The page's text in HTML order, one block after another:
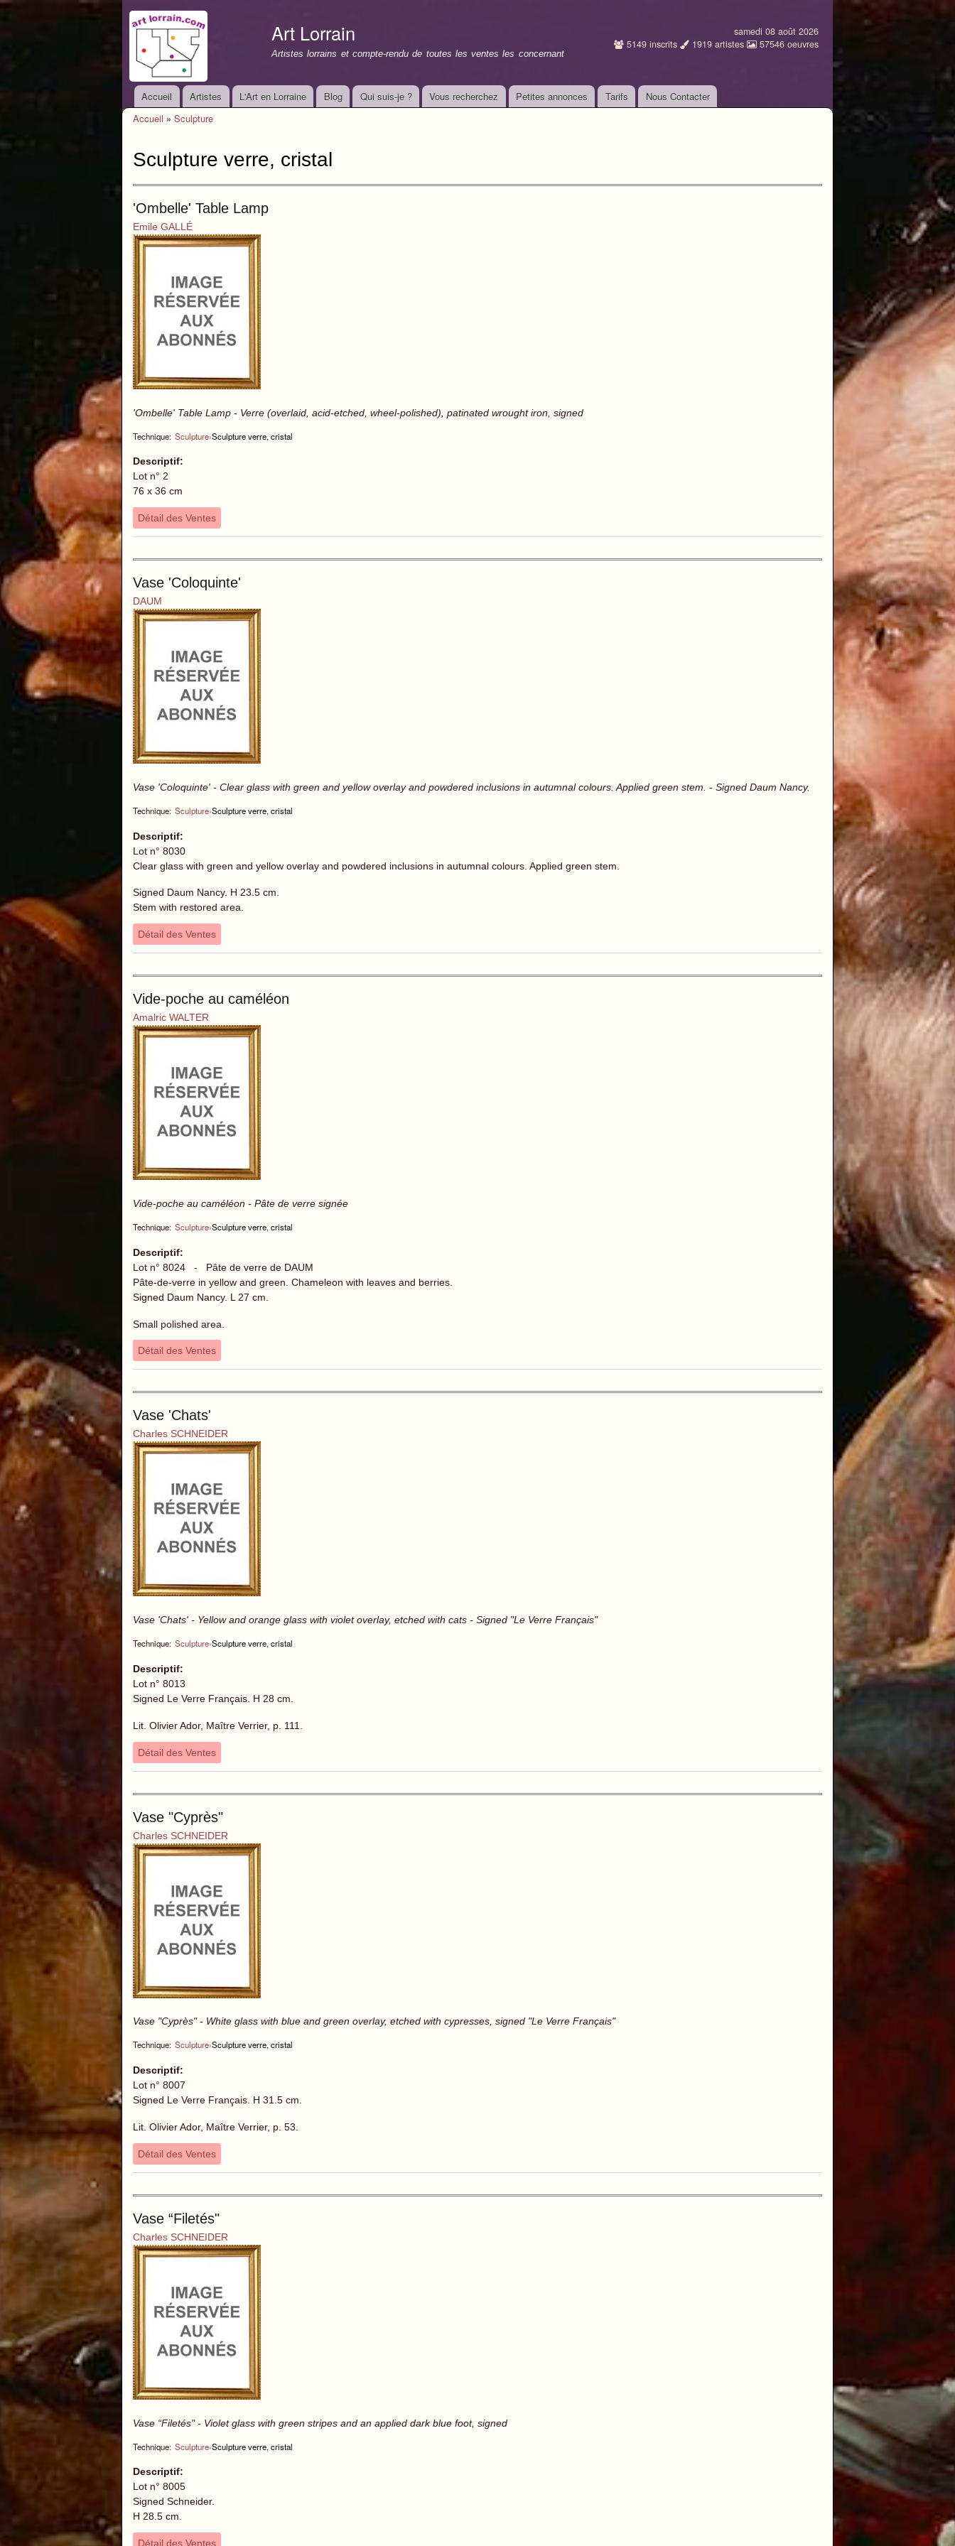
Art Lorrain
Artistes lorrains et compte-rendu de toutes les ventes les concernant
samedi 08 août 2026
5149 inscrits 1919 artistes 57546 oeuvres
Menu principal
Accueil Artistes L'Art en Lorraine Blog Qui suis-je ? Vous recherchez Petites annonces Tarifs Nous Contacter
Accueil » Sculpture
Sculpture verre, cristal
'Ombelle' Table Lamp
Emile GALLÉ
'Ombelle' Table Lamp - Verre (overlaid, acid-etched, wheel-polished), patinated wrought iron, signed
Technique: Sculpture›Sculpture verre, cristal
Descriptif:
Lot n° 2
76 x 36 cm
Détail des Ventes
Vase 'Coloquinte'
DAUM
Vase 'Coloquinte' - Clear glass with green and yellow overlay and powdered inclusions in autumnal colours. Applied green stem. - Signed Daum Nancy.
Technique: Sculpture›Sculpture verre, cristal
Descriptif:
Lot n° 8030
Clear glass with green and yellow overlay and powdered inclusions in autumnal colours. Applied green stem.
Signed Daum Nancy. H 23.5 cm.
Stem with restored area.
Détail des Ventes
Vide-poche au caméléon
Amalric WALTER
Vide-poche au caméléon - Pâte de verre signée
Technique: Sculpture›Sculpture verre, cristal
Descriptif:
Lot n° 8024 - Pâte de verre de DAUM
Pâte-de-verre in yellow and green. Chameleon with leaves and berries.
Signed Daum Nancy. L 27 cm.
Small polished area.
Détail des Ventes
Vase 'Chats'
Charles SCHNEIDER
Vase 'Chats' - Yellow and orange glass with violet overlay, etched with cats - Signed "Le Verre Français"
Technique: Sculpture›Sculpture verre, cristal
Descriptif:
Lot n° 8013
Signed Le Verre Français. H 28 cm.
Lit. Olivier Ador, Maître Verrier, p. 111.
Détail des Ventes
Vase "Cyprès"
Charles SCHNEIDER
Vase "Cyprès" - White glass with blue and green overlay, etched with cypresses, signed "Le Verre Français"
Technique: Sculpture›Sculpture verre, cristal
Descriptif:
Lot n° 8007
Signed Le Verre Français. H 31.5 cm.
Lit. Olivier Ador, Maître Verrier, p. 53.
Détail des Ventes
Vase “Filetés"
Charles SCHNEIDER
Vase “Filetés" - Violet glass with green stripes and an applied dark blue foot, signed
Technique: Sculpture›Sculpture verre, cristal
Descriptif:
Lot n° 8005
Signed Schneider.
H 28.5 cm.
Détail des Ventes